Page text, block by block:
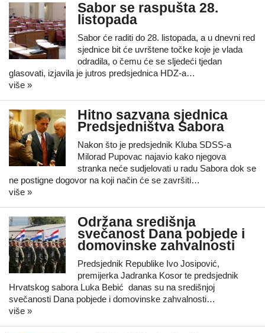
Sabor se raspušta 28.
listopada
Sabor će raditi do 28. listopada, a u dnevni red
sjednice bit će uvrštene točke koje je vlada
odradila, o čemu će se sljedeći tjedan
glasovati, izjavila je jutros predsjednica HDZ-a…
više »
Hitno sazvana sjednica
Predsjedništva Sabora
Nakon što je predsjednik Kluba SDSS-a
Milorad Pupovac najavio kako njegova
stranka neće sudjelovati u radu Sabora dok se
ne postigne dogovor na koji način će se završiti…
više »
Održana središnja
svečanost Dana pobjede i
domovinske zahvalnosti
Predsjednik Republike Ivo Josipović,
premijerka Jadranka Kosor te predsjednik
Hrvatskog sabora Luka Bebić danas su na središnjoj
svečanosti Dana pobjede i domovinske zahvalnosti…
više »